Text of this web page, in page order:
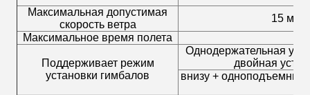
Максимальная допустимая
скорость ветра
15 м/с
Максимальное время полета
Поддерживает режим
установки гимбалов
Однодержательная
двойная
внизу + одноподъемник